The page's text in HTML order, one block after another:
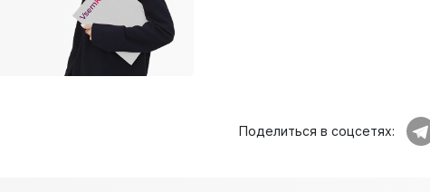
Поделиться в соцсетях: